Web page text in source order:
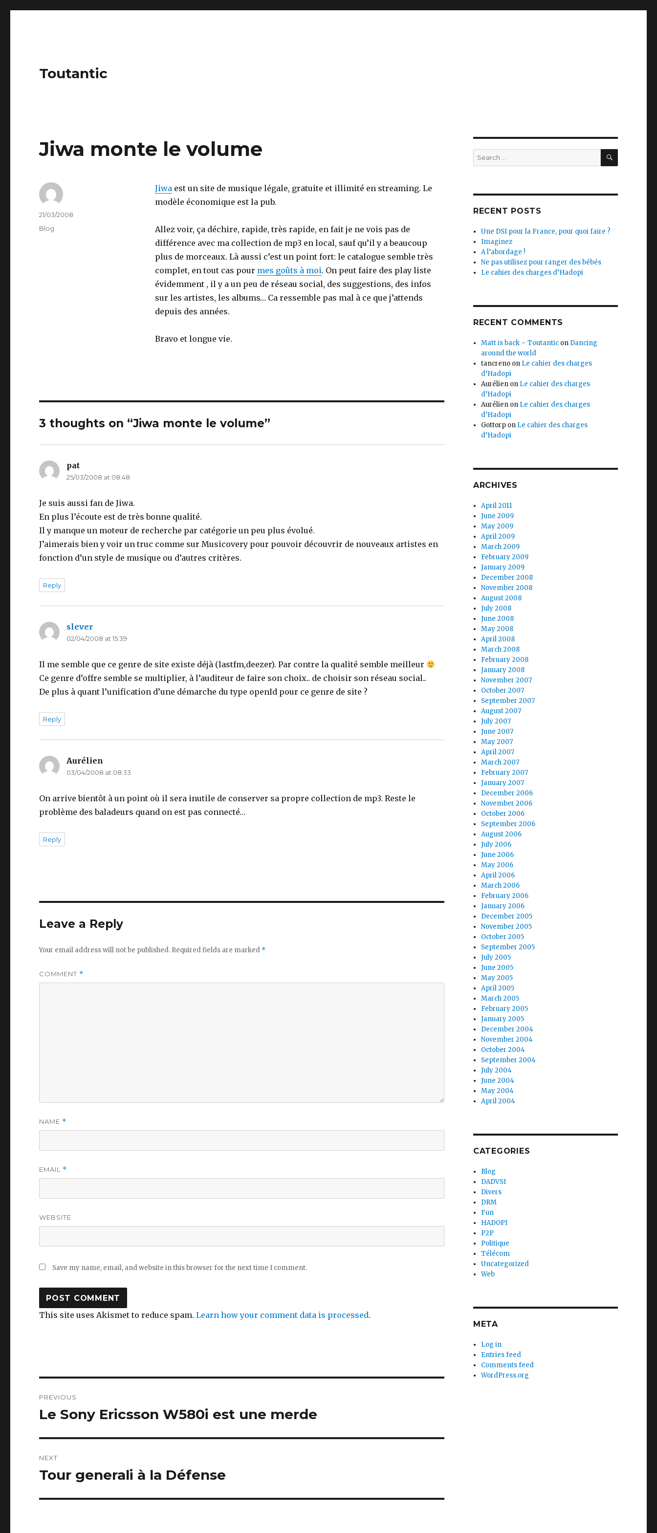
Toutantic
Jiwa monte le volume
Jiwaest un site de musique légale, gratuite et illimité en streaming. Le
modèle économique est la pub.
Allez voir, ça déchire, rapide, très rapide, en fait je ne vois pas de
différence avec ma collection de mp3 en local, sauf qu’il y a beaucoup
plus de morceaux. Là aussi c’est un point fort: le catalogue semble très
complet, en tout cas pour mes goûts à moi. On peut faire des play liste
évidemment , il y a un peu de réseau social, des suggestions, des infos
sur les artistes, les albums… Ca ressemble pas mal à ce que j’attends
depuis des années.
Bravo et longue vie.
Author
Posted
on
21/03/2008
Categories
Blog
3 thoughts on “Jiwa monte le volume”
pat
25/03/2008 at 08:48
Je suis aussi fan de Jiwa.
En plus l’écoute est de très bonne qualité.
Il y manque un moteur de recherche par catégorie un peu plus évolué.
J’aimerais bien y voir un truc comme sur Musicovery pour pouvoir découvrir de nouveaux artistes en
fonction d’un style de musique ou d’autres critères.
Reply
slever
02/04/2008 at 15:39
Il me semble que ce genre de site existe déjà (lastfm,deezer). Par contre la qualité semble meilleur
Ce genre d’offre semble se multiplier, à l’auditeur de faire son choix.. de choisir son réseau social..
De plus à quant l’unification d’une démarche du type openId pour ce genre de site ?
Reply
Aurélien
03/04/2008 at 08:33
On arrive bientôt à un point où il sera inutile de conserver sa propre collection de mp3. Reste le
problème des baladeurs quand on est pas connecté…
Reply
Leave a Reply
Your email address will not be published. Required fields are marked *
COMMENT *
NAME *
EMAIL *
WEBSITE
Save my name, email, and website in this browser for the next time I comment.
This site uses Akismet to reduce spam.Learn how your comment data is processed.
navigation
PREVIOUS
Previous
Le Sony Ericsson W580i est une merde
NEXT
Next
Tour generali à la Défense
Search
for:
SEARCH
RECENT POSTS
Une DSI pour la France, pour quoi faire ?
Imaginez
A l’abordage !
Ne pas utilisez pour ranger des bébés
Le cahier des charges d’Hadopi
RECENT COMMENTS
Matt is back – Toutantic on Dancing
around the world
tancreno on Le cahier des charges
d’Hadopi
Aurélien on Le cahier des charges
d’Hadopi
Aurélien on Le cahier des charges
d’Hadopi
Gottorp on Le cahier des charges
d’Hadopi
ARCHIVES
April 2011
June 2009
May 2009
April 2009
March 2009
February 2009
January 2009
December 2008
November 2008
August 2008
July 2008
June 2008
May 2008
April 2008
March 2008
February 2008
January 2008
November 2007
October 2007
September 2007
August 2007
July 2007
June 2007
May 2007
April 2007
March 2007
February 2007
January 2007
December 2006
November 2006
October 2006
September 2006
August 2006
July 2006
June 2006
May 2006
April 2006
March 2006
February 2006
January 2006
December 2005
November 2005
October 2005
September 2005
July 2005
June 2005
May 2005
April 2005
March 2005
February 2005
January 2005
December 2004
November 2004
October 2004
September 2004
July 2004
June 2004
May 2004
April 2004
CATEGORIES
Blog
DADVSI
Divers
DRM
Fun
HADOPI
P2P
Politique
Télécom
Uncategorized
Web
META
Log in
Entries feed
Comments feed
WordPress.org